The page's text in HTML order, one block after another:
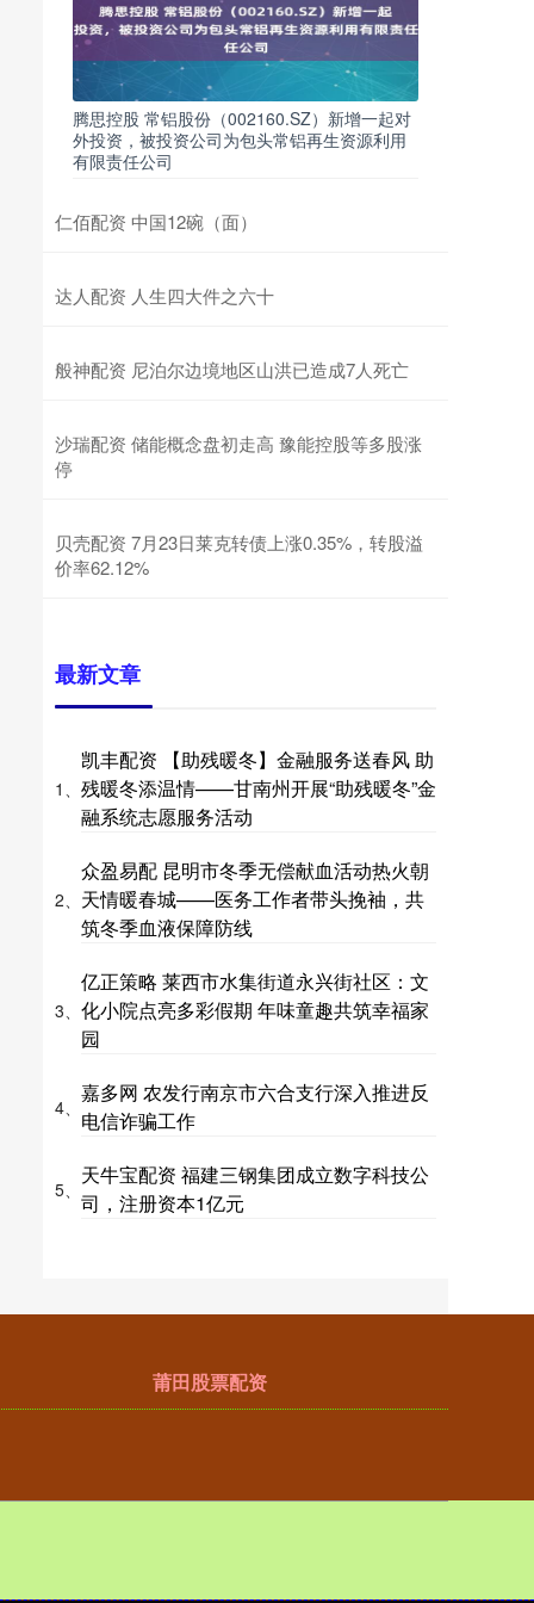
腾思控股 常铝股份（002160.SZ）新增一起对
外投资，被投资公司为包头常铝再生资源利用
有限责任公司
仁佰配资 中国12碗（面）
达人配资 人生四大件之六十
般神配资 尼泊尔边境地区山洪已造成7人死亡
沙瑞配资 储能概念盘初走高 豫能控股等多股涨
停
贝壳配资 7月23日莱克转债上涨0.35%，转股溢
价率62.12%
最新文章
1、
凯丰配资 【助残暖冬】金融服务送春风 助
残暖冬添温情——甘南州开展“助残暖冬”金
融系统志愿服务活动
2、
众盈易配 昆明市冬季无偿献血活动热火朝
天情暖春城——医务工作者带头挽袖，共
筑冬季血液保障防线
3、
亿正策略 莱西市水集街道永兴街社区：文
化小院点亮多彩假期 年味童趣共筑幸福家
园
4、
嘉多网 农发行南京市六合支行深入推进反
电信诈骗工作
5、
天牛宝配资 福建三钢集团成立数字科技公
司，注册资本1亿元
莆田股票配资